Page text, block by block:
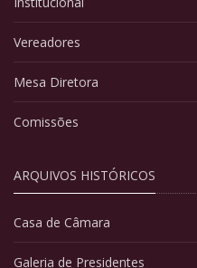
Vereadores
Mesa Diretora
Comissões
ARQUIVOS HISTÓRICOS
Casa de Câmara
Galeria de Presidentes